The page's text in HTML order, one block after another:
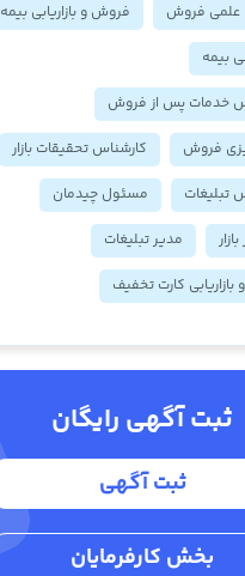
علمی فروش
فروش و بازاریابی بیمه
بیمه
خدمات پس از فروش
فروش
کارشناس تحقیقات بازار
تبلیغات
مسئول چیدمان
مدیر تبلیغات
کارت تخفیف
ثبت آگهی رایگان
ثبت آگهی
بخش کارفرمایان